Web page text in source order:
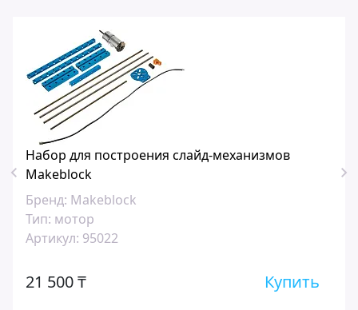
Набор для построения слайд-механизмов
Makeblock
Бренд: Makeblock
Тип: мотор
Артикул: 95022
21 500 ₸ Купить